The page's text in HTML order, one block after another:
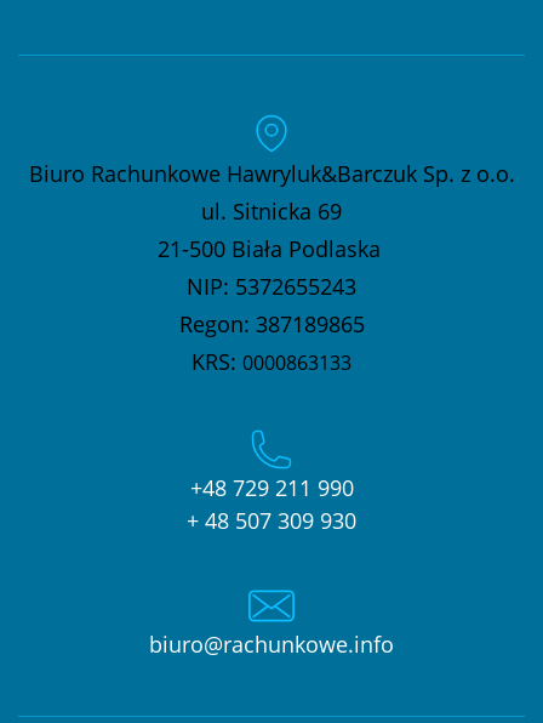
Biuro Rachunkowe Hawryluk&Barczuk Sp. z o.o.
ul. Sitnicka 69
21-500 Biała Podlaska
NIP: 5372655243
Regon: 387189865
KRS: 0000863133
+48 729 211 990
+ 48 507 309 930
biuro@rachunkowe.info